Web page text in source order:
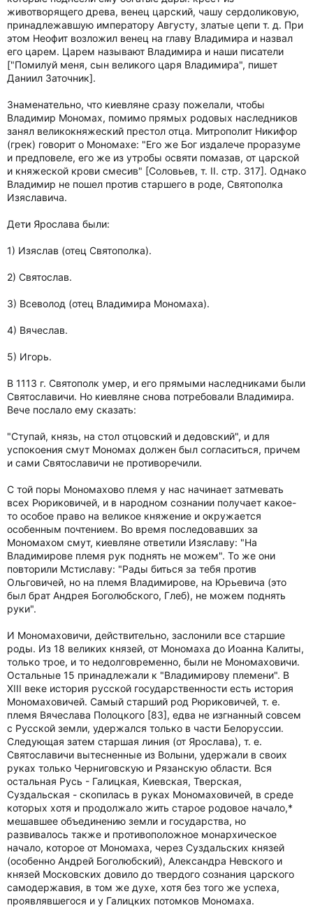
животворящего древа, венец царский, чашу сердоликовую,
принадлежавшую императору Августу, златые цепи т. д. При
этом Неофит возложил венец на главу Владимира и назвал
его царем. Царем называют Владимира и наши писатели
["Помилуй меня, сын великого царя Владимира", пишет
Даниил Заточник].
Знаменательно, что киевляне сразу пожелали, чтобы
Владимир Мономах, помимо прямых родовых наследников
занял великокняжеский престол отца. Митрополит Никифор
(грек) говорит о Мономахе: "Его же Бог издалече проразуме
и предповеле, его же из утробы освяти помазав, от царской
и княжеской крови смесив" [Соловьев, т. II. стр. 317]. Однако
Владимир не пошел против старшего в роде, Святополка
Изяславича.
Дети Ярослава были:
1) Изяслав (отец Святополка).
2) Святослав.
3) Всеволод (отец Владимира Мономаха).
4) Вячеслав.
5) Игорь.
В 1113 г. Святополк умер, и его прямыми наследниками были
Святославичи. Но киевляне снова потребовали Владимира.
Вече послало ему сказать:
"Ступай, князь, на стол отцовский и дедовский", и для
успокоения смут Мономах должен был согласиться, причем
и сами Святославичи не противоречили.
С той поры Мономахово племя у нас начинает затмевать
всех Рюриковичей, и в народном сознании получает какое-
то особое право на великое княжение и окружается
особенным почтением. Во время последовавших за
Мономахом смут, киевляне ответили Изяславу: "На
Владимирове племя рук поднять не можем". То же они
повторили Мстиславу: "Рады биться за тебя против
Ольговичей, но на племя Владимирове, на Юрьевича (это
был брат Андрея Боголюбского, Глеб), не можем поднять
руки".
И Мономаховичи, действительно, заслонили все старшие
роды. Из 18 великих князей, от Мономаха до Иоанна Калиты,
только трое, и то недолговременно, были не Мономаховичи.
Остальные 15 принадлежали к "Владимирову племени". В
XIII веке история русской государственности есть история
Мономаховичей. Самый старший род Рюриковичей, т. е.
племя Вячеслава Полоцкого [83], едва не изгнанный совсем
с Русской земли, удержался только в части Белоруссии.
Следующая затем старшая линия (от Ярослава), т. е.
Святославичи вытесненные из Волыни, удержали в своих
руках только Черниговскую и Рязанскую области. Вся
остальная Русь - Галицкая, Киевская, Тверская,
Суздальская - скопилась в руках Мономаховичей, в среде
которых хотя и продолжало жить старое родовое начало,*
мешавшее объединению земли и государства, но
развивалось также и противоположное монархическое
начало, которое от Мономаха, через Суздальских князей
(особенно Андрей Боголюбский), Александра Невского и
князей Московских довило до твердого сознания царского
самодержавия, в том же духе, хотя без того же успеха,
проявлявшегося и у Галицких потомков Мономаха.